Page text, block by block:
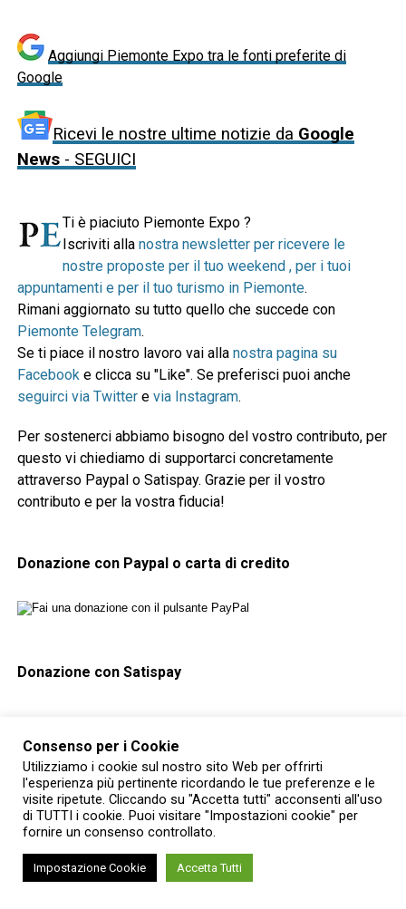
Aggiungi Piemonte Expo tra le fonti preferite di
Google
Ricevi le nostre ultime notizie da Google
News- SEGUICI
Ti è piaciuto Piemonte Expo ?
Iscriviti alla nostra newsletter per ricevere le
nostre proposte per il tuo weekend , per i tuoi
appuntamenti e per il tuo turismo in Piemonte.
Rimani aggiornato su tutto quello che succede con
Piemonte Telegram.
Se ti piace il nostro lavoro vai alla nostra pagina su
Facebooke clicca su "Like". Se preferisci puoi anche
seguirci via Twittere via Instagram.
Per sostenerci abbiamo bisogno del vostro contributo, per
questo vi chiediamo di supportarci concretamente
attraverso Paypal o Satispay. Grazie per il vostro
contributo e per la vostra fiducia!
Donazione con Paypal o carta di credito
Donazione con Satispay
RELATED TOPICS: IN EVIDENZA
YOU MAY LIKE
Aperta tutta l’estate alle visite guidate
l’ex chiesa medievale di San Francesco
ad Alessandria
Consenso per i Cookie
Utilizziamo i cookie sul nostro sito Web per offrirti
l'esperienza più pertinente ricordando le tue preferenze e le
visite ripetute. Cliccando su "Accetta tutti" acconsenti all'uso
di TUTTI i cookie. Puoi visitare "Impostazioni cookie" per
fornire un consenso controllato.
Impostazione Cookie Accetta Tutti